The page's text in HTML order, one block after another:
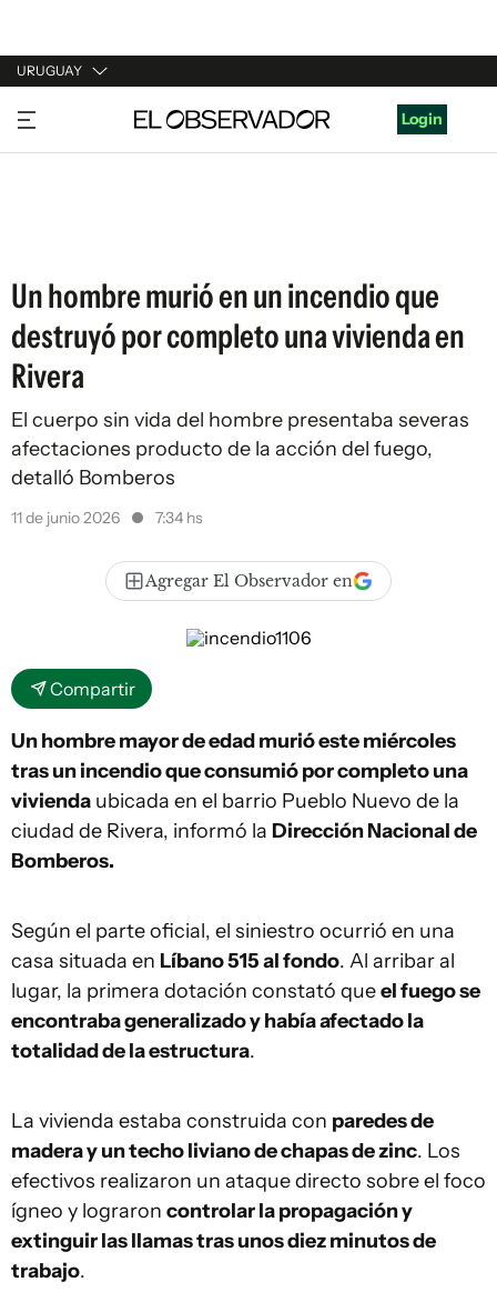
URUGUAY
URUGUAY
ARGENTINA
Login
Un hombre murió en un incendio que
destruyó por completo una vivienda en
Rivera
El cuerpo sin vida del hombre presentaba severas
afectaciones producto de la acción del fuego,
detalló Bomberos
11 de junio 2026 7:34 hs
Agregar El Observador en
Compartir
Un hombre mayor de edad murió este miércoles
tras un incendio que consumió por completo una
vivienda ubicada en el barrio Pueblo Nuevo de la
ciudad de Rivera, informó la Dirección Nacional de
Bomberos.
Según el parte oficial, el siniestro ocurrió en una
casa situada en Líbano 515 al fondo. Al arribar al
lugar, la primera dotación constató queel fuego se
encontraba generalizado y había afectado la
totalidad de la estructura.
La vivienda estaba construida con paredes de
madera y un techo liviano de chapas de zinc. Los
efectivos realizaron un ataque directo sobre el foco
ígneo y lograron controlar la propagación y
extinguir las llamas tras unos diez minutos de
trabajo.